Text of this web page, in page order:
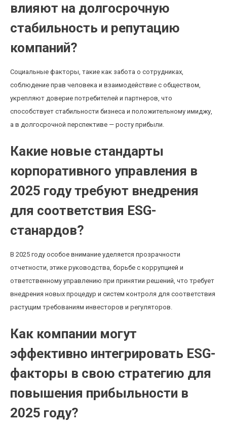
влияют на долгосрочную
стабильность и репутацию
компаний?
Социальные факторы, такие как забота о сотрудниках,
соблюдение прав человека и взаимодействие с обществом,
укрепляют доверие потребителей и партнеров, что
способствует стабильности бизнеса и положительному имиджу,
а в долгосрочной перспективе — росту прибыли.
Какие новые стандарты
корпоративного управления в
2025 году требуют внедрения
для соответствия ESG-
станардов?
В 2025 году особое внимание уделяется прозрачности
отчетности, этике руководства, борьбе с коррупцией и
ответственному управлению при принятии решений, что требует
внедрения новых процедур и систем контроля для соответствия
растущим требованиям инвесторов и регуляторов.
Как компании могут
эффективно интегрировать ESG-
факторы в свою стратегию для
повышения прибыльности в
2025 году?